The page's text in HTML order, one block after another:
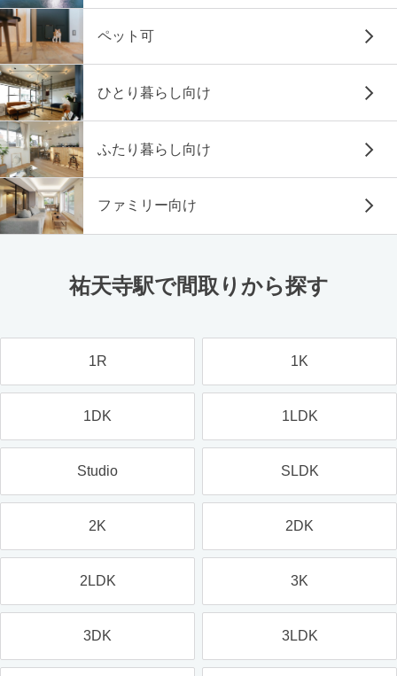
ペット可
ひとり暮らし向け
ふたり暮らし向け
ファミリー向け
祐天寺駅で間取りから探す
1R 1K
1DK 1LDK
Studio SLDK
2K 2DK
2LDK 3K
3DK 3LDK